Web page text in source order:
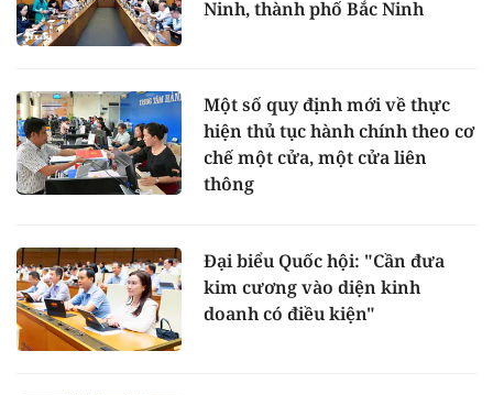
Ninh, thành phố Bắc Ninh
Một số quy định mới về thực
hiện thủ tục hành chính theo cơ
chế một cửa, một cửa liên
thông
Đại biểu Quốc hội: "Cần đưa
kim cương vào diện kinh
doanh có điều kiện"